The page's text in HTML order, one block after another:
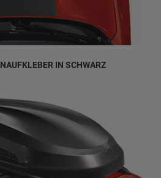
IN SCHWARZ